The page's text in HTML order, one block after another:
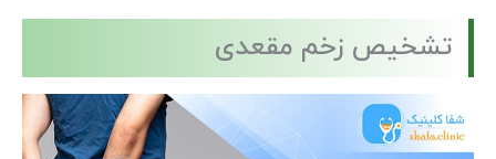
تشخیص زخم مقعدی